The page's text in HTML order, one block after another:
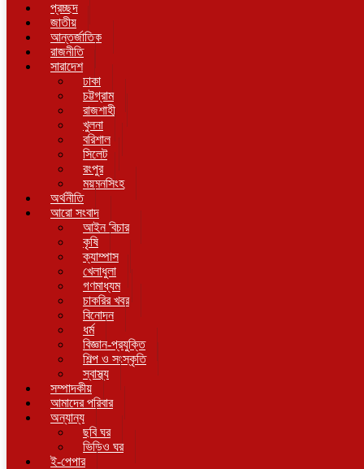
প্রচ্ছদ
জাতীয়
আন্তর্জাতিক
রাজনীতি
সারাদেশ
ঢাকা
চট্টগ্রাম
রাজশাহী
খুলনা
বরিশাল
সিলেট
রংপুর
ময়মনসিংহ
অর্থনীতি
আরো সংবাদ
আইন বিচার
কৃষি
ক্যাম্পাস
খেলাধুলা
গণমাধ্যম
চাকরির খবর
বিনোদন
ধর্ম
বিজ্ঞান-প্রযুক্তি
শিল্প ও সংস্কৃতি
স্বাস্থ্য
সম্পাদকীয়
আমাদের পরিবার
অন্যান্য
ছবি ঘর
ভিডিও ঘর
ই-পেপার